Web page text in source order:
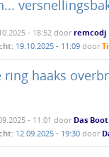
- 18:52 doorremcodj
19.10.2025 - 11:09door
ring haaks
- 11:01 door Das Boot
12.09.2025 - 19:30door